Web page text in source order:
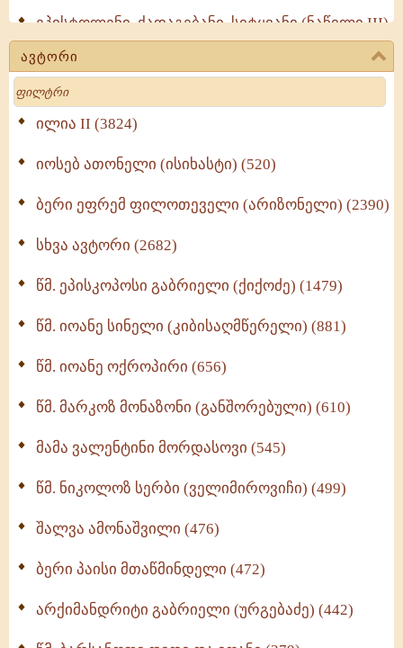
ეპისტოლენი, ქადაგებანი, სიტყვანი (ნაწილი III)
(723)
მოძღვრის ძალზე სასარგებლო რჩევები
მრევლისათვის (545)
Wisdomge (514)
ქადაგებანი გაბრიელ ეპისკოპოსისა - II ტომი
სულიერი ცხოვრების სახელმძღვანელო -
ნაწილი II (369)
ავტორი
Search
ილია II (3824)
იოსებ ათონელი (ისიხასტი) (520)
ბერი ეფრემ ფილოთეველი (არიზონელი) (2390)
სხვა ავტორი (2682)
წმ. ეპისკოპოსი გაბრიელი (ქიქოძე) (1479)
წმ. იოანე სინელი (კიბისაღმწერელი) (881)
წმ. იოანე ოქროპირი (656)
წმ. მარკოზ მონაზონი (განშორებული) (610)
მამა ვალენტინი მორდასოვი (545)
წმ. ნიკოლოზ სერბი (ველიმიროვიჩი) (499)
შალვა ამონაშვილი (476)
ბერი პაისი მთაწმინდელი (472)
არქიმანდრიტი გაბრიელი (ურგებაძე) (442)